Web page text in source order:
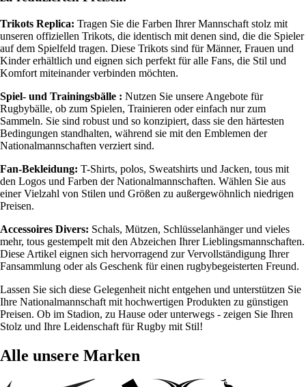
Trikots Replica: Tragen Sie die Farben Ihrer Mannschaft stolz mit
unseren offiziellen Trikots, die identisch mit denen sind, die die Spieler
auf dem Spielfeld tragen. Diese Trikots sind für Männer, Frauen und
Kinder erhältlich und eignen sich perfekt für alle Fans, die Stil und
Komfort miteinander verbinden möchten.
Spiel- und Trainingsbälle : Nutzen Sie unsere Angebote für
Rugbybälle, ob zum Spielen, Trainieren oder einfach nur zum
Sammeln. Sie sind robust und so konzipiert, dass sie den härtesten
Bedingungen standhalten, während sie mit den Emblemen der
Nationalmannschaften verziert sind.
Fan-Bekleidung: T-Shirts, polos, Sweatshirts und Jacken, tous mit
den Logos und Farben der Nationalmannschaften. Wählen Sie aus
einer Vielzahl von Stilen und Größen zu außergewöhnlich niedrigen
Preisen.
Accessoires Divers: Schals, Mützen, Schlüsselanhänger und vieles
mehr, tous gestempelt mit den Abzeichen Ihrer Lieblingsmannschaften.
Diese Artikel eignen sich hervorragend zur Vervollständigung Ihrer
Fansammlung oder als Geschenk für einen rugbybegeisterten Freund.
Lassen Sie sich diese Gelegenheit nicht entgehen und unterstützen Sie
Ihre Nationalmannschaft mit hochwertigen Produkten zu günstigen
Preisen. Ob im Stadion, zu Hause oder unterwegs - zeigen Sie Ihren
Stolz und Ihre Leidenschaft für Rugby mit Stil!
Alle unsere Marken